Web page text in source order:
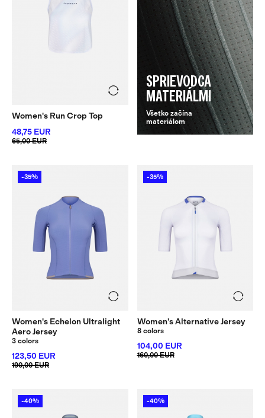
Women's Run Crop Top
48,75 EUR
65,00 EUR
SPRIEVODCA
MATERIÁLMI
Všetko začína
materiálom
-35%
Women's Echelon Ultralight
Aero Jersey
3 colors
123,50 EUR
190,00 EUR
-35%
Women's Alternative Jersey
8 colors
104,00 EUR
160,00 EUR
-40% -40%